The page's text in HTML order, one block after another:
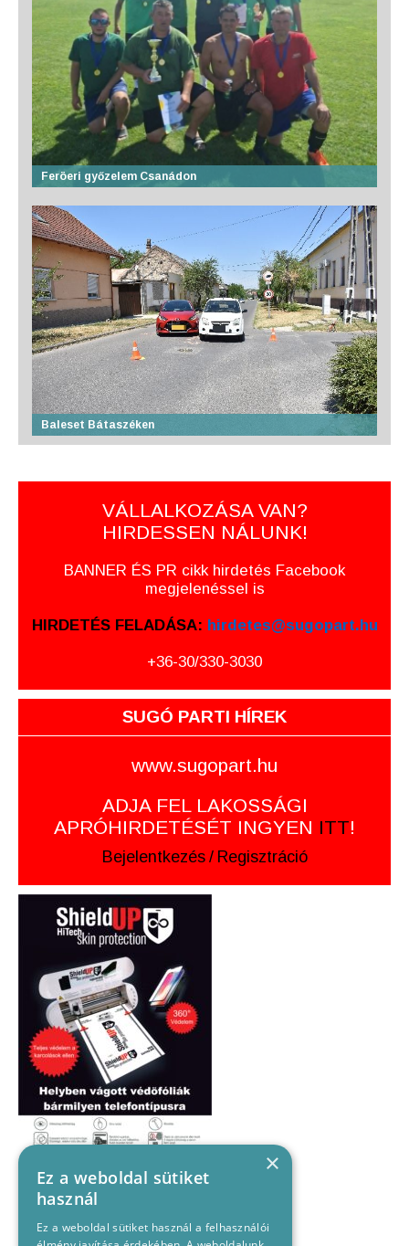
Feröeri győzelem Csanádon
Baleset Bátaszéken
VÁLLALKOZÁSA VAN?
HIRDESSEN NÁLUNK!
BANNER ÉS PR cikk hirdetés Facebook
megjelenéssel is
HIRDETÉS FELADÁSA: hirdetes@sugopart.hu
+36-30/330-3030
SUGÓ PARTI HÍREK
www.sugopart.hu
ADJA FEL LAKOSSÁGI
APRÓHIRDETÉSÉT INGYEN ITT!
Bejelentkezés / Regisztráció
×
Ez a weboldal sütiket
használ
Ez a weboldal sütiket használ a felhasználói